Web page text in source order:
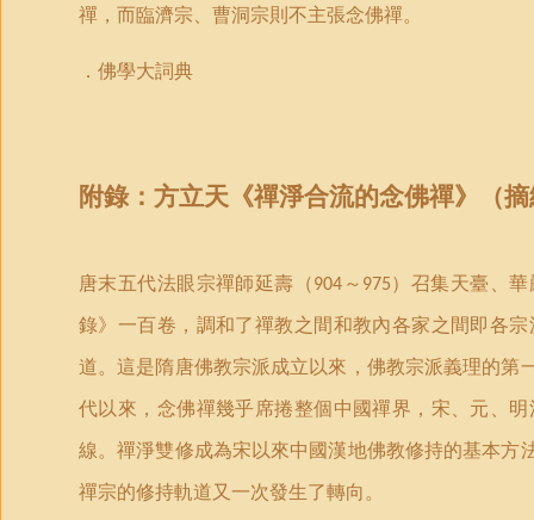
禪，而臨濟宗、曹洞宗則不主張念佛禪。
．佛學大詞典
附錄：方立天《禪淨合流的念佛禪》（
唐末五代法眼宗禪師延壽（904 ～ 975）召集天臺、
錄》一百卷，調和了禪教之間和教內各家之間即各
道。這是隋唐佛教宗派成立以來，佛教宗派義理的
代以來，念佛禪幾乎席捲整個中國禪界，宋、元、
線。禪淨雙修成為宋以來中國漢地佛教修持的基本
禪宗的修持軌道又一次發生了轉向。